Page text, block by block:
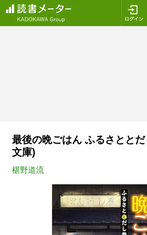
最後の晩ごはん ふるさととだ
文庫)
椹野道流